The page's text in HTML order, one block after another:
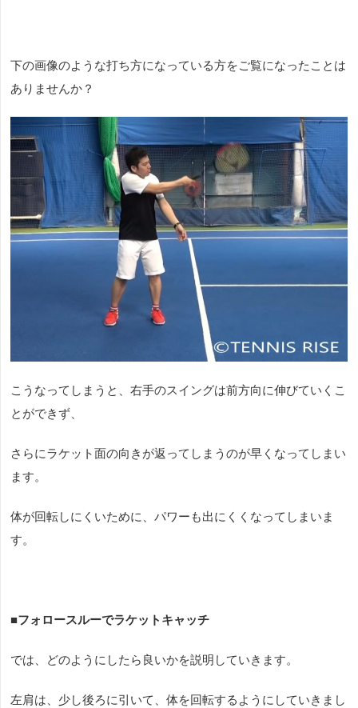
下の画像のような打ち方になっている方をご覧になったことは
ありませんか？
こうなってしまうと、右手のスイングは前方向に伸びていくこ
とができず、
さらにラケット面の向きが返ってしまうのが早くなってしまい
ます。
体が回転しにくいために、パワーも出にくくなってしまいま
す。
■フォロースルーでラケットキャッチ
では、どのようにしたら良いかを説明していきます。
左肩は、少し後ろに引いて、体を回転するようにしていきまし